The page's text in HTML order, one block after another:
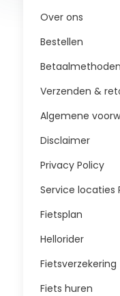
Over ons
Bestellen
Betaalmethoden
Verzenden &
Algemene
Disclaimer
Privacy Policy
Service locaties
Fietsplan
Hellorider
Fietsverzekering
Fiets huren